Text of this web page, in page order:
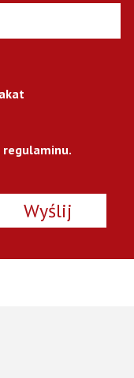
regulaminu.